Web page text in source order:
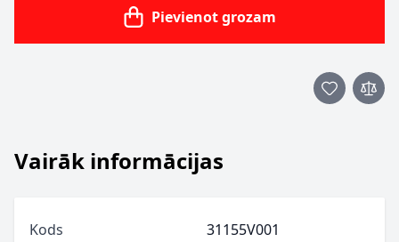
Pievienot grozam
Vairāk informācijas
Kods
31155V001